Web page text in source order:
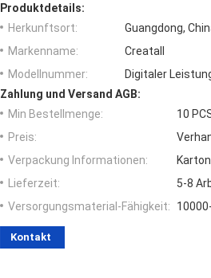
Produktdetails:
Herkunftsort:
Guangdong,
Markenname:
Creatall
Modellnummer:
Digitaler
Zahlung und Versand AGB:
Min Bestellmenge:
10
Preis:
Verpackung Informationen:
Lieferzeit:
5-8
Versorgungsmaterial-Fähigkeit:
Kontakt